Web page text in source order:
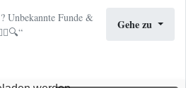
Unbekannte Funde &
Gehe zu